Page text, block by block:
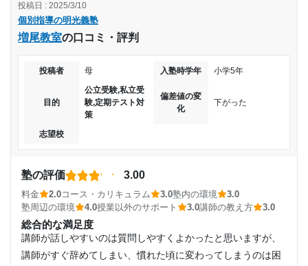
れるので、学校が程よい復習になり良かった！
改善してほしい点
なったりしていた。価値のある先生とない先生がある。
個別指導の為高かったです。
塾内の定期テスト代必須や追加契約をよく勧められたのでい
まいちです。
少し高いと思われる。周辺の塾に比べて、一コマ単位の授業
100万を超えたため、学生としては高いという認識であっ
た。個別指導なので集団よりは値段が高めであり、また夏期
講習などの特別講座にお金がかかった。
個別指導の明光義塾
増尾教室の口コミ・評判
投稿日 : 2025/3/10
投稿者 母 入塾時学年 小学5年
目的
公立受験,私立受
験,定期テスト対
策
偏差値の変
化
下がった
志望校
塾の評価 3.00
料金 2.0コース・カリキュラム 3.0塾内の環境
3.0
塾周辺の環境
4.0授業以外のサポート 3.0講師の教え方 3.0
総合的な満足度
講師が話しやすいのは質問しやすくよかったと思いますが、
講師がすぐ辞めてしまい、慣れた頃に変わってしまうのは困